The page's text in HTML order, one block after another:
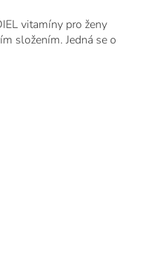
vitamíny pro ženy
složením. Jedná se o